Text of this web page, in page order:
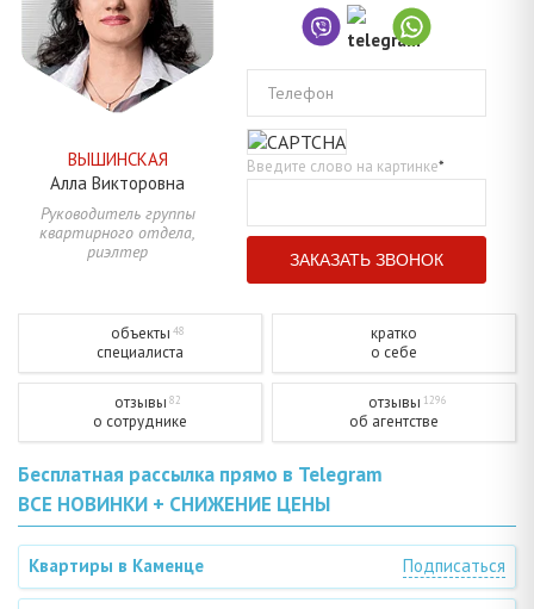
ВЫШИНСКАЯ
Алла Викторовна
Руководитель группы
квартирного отдела,
риэлтер
Телефон
Введите слово на картинке*
объекты 48
специалиста
кратко
о себе
отзывы 82
о сотруднике
отзывы 1296
об агентстве
Бесплатная рассылка прямо в Telegram
ВСЕ НОВИНКИ + СНИЖЕНИЕ ЦЕНЫ
Квартиры в Каменце Подписаться